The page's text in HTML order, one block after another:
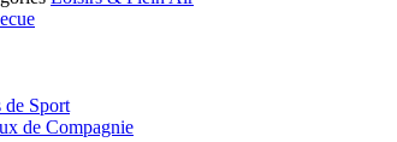
de Sport
de Compagnie